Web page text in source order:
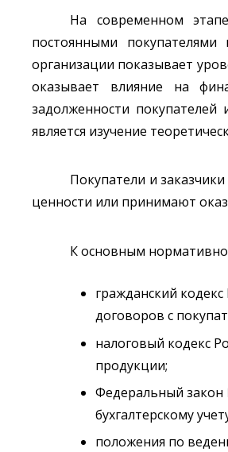
На современном
постоянными покупателями
организации показывает
оказывает влияние на
задолженности
является изучение
Покупатели и
ценности или принимают
К основным
гражданский
договоров с
налоговый кодекс
продукции;
Федеральный закон
бухгалтерскому
положения по